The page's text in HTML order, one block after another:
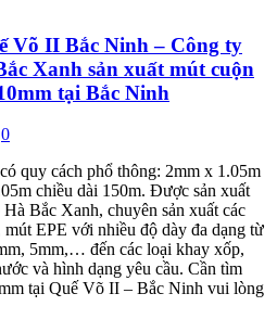
Võ II Bắc Ninh – Công ty
Xanh sản xuất mút cuộn
tại Bắc Ninh
0
quy cách phổ thông: 2mm x 1.05m
chiều dài 150m. Được sản xuất
Bắc Xanh, chuyên sản xuất các
EPE với nhiều độ dày đa dạng từ
5mm,… đến các loại khay xốp,
và hình dạng yêu cầu. Cần tìm
tại Quế Võ II – Bắc Ninh vui lòng